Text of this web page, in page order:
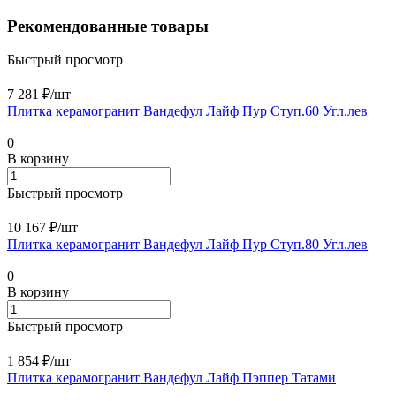
Рекомендованные товары
Быстрый просмотр
7 281 ₽/шт
Плитка керамогранит Вандефул Лайф Пур Ступ.60 Угл.лев
0
В корзину
Быстрый просмотр
10 167 ₽/шт
Плитка керамогранит Вандефул Лайф Пур Ступ.80 Угл.лев
0
В корзину
Быстрый просмотр
1 854 ₽/шт
Плитка керамогранит Вандефул Лайф Пэппер Татами